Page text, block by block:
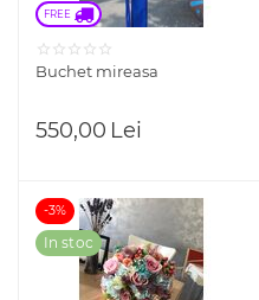
FREE
Buchet mireasa
550,00 Lei
-3%
In stoc